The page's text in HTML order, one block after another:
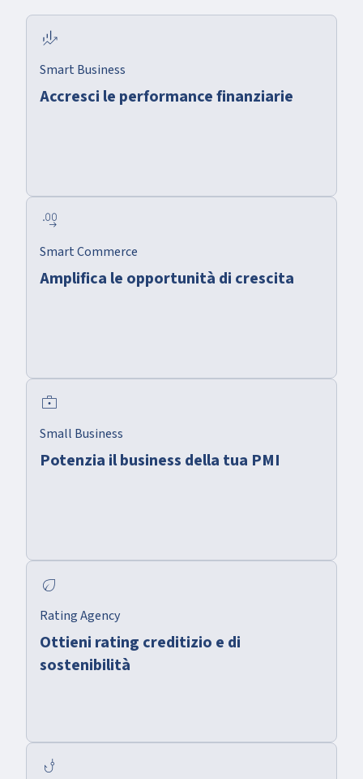
finance_mode
Smart Business
Accresci le performance finanziarie
decimal_increase
Smart Commerce
Amplifica le opportunità di crescita
enterprise
Small Business
Potenzia il business della tua PMI
eco
Rating Agency
Ottieni rating creditizio e di
sostenibilità
phishing